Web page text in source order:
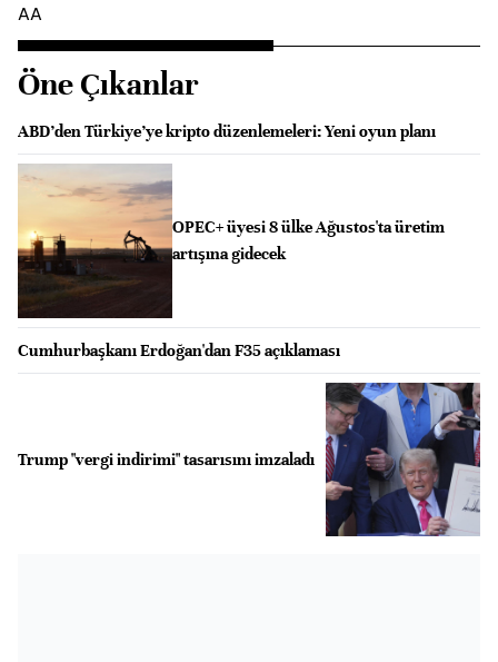
AA
Öne Çıkanlar
ABD’den Türkiye’ye kripto düzenlemeleri: Yeni oyun planı
OPEC+ üyesi 8 ülke Ağustos'ta üretim
artışına gidecek
Cumhurbaşkanı Erdoğan'dan F35 açıklaması
Trump "vergi indirimi" tasarısını imzaladı